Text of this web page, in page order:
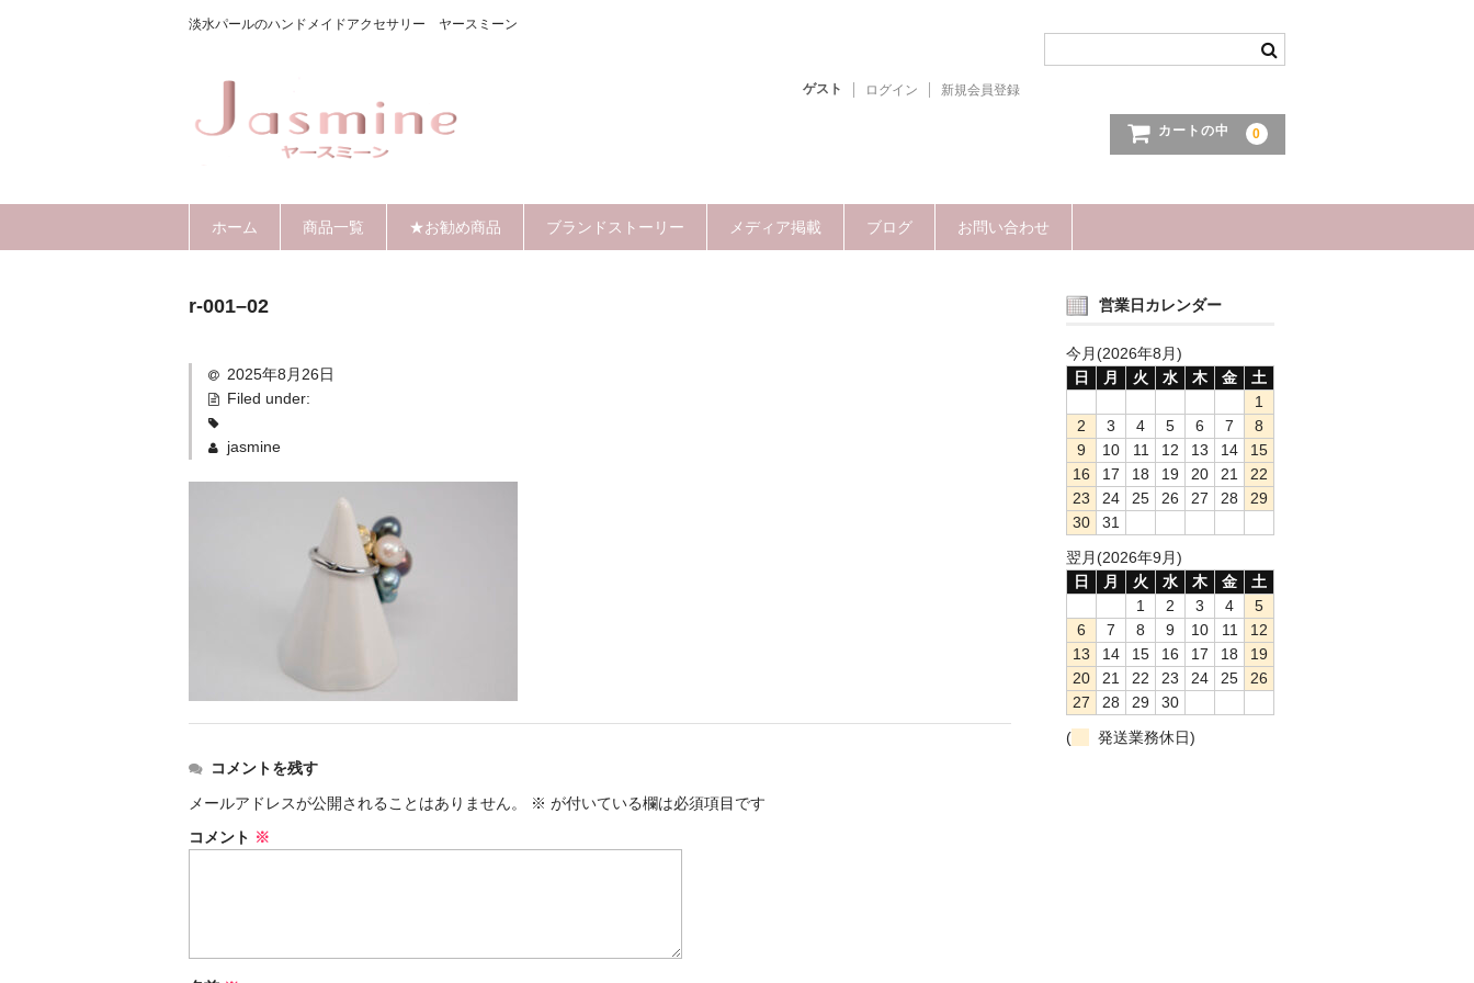
淡水パールのハンドメイドアクセサリー ヤースミーン
ゲスト ログイン 新規会員登録
カートの中 0
ホーム 商品一覧 ★お勧め商品 ブランドストーリー メディア掲載 ブログ お問い合わせ
r-001–02
2025年8月26日
Filed under:
jasmine
コメントを残す
メールアドレスが公開されることはありません。
※ が付いている欄は必須項目です
コメント ※
営業日カレンダー
今月(2026年8月)
日
月 火 水 木 金
土
1
2
3 4 5 6 7
8
9
10 11 12 13 14
15
16
17 18 19 20 21
22
23
24 25 26 27 28
29
30
31
翌月(2026年9月)
日
月 火 水 木 金
土
1
2 3 4
5
6
7 8 9 10 11
12
13
14 15 16 17 18
19
20
21 22 23 24 25
26
27
28 29
30
(
発送業務休日)